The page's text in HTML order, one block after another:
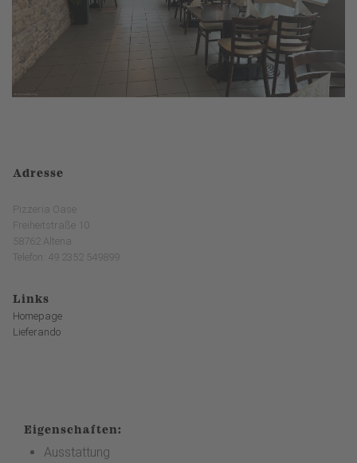
Adresse
Pizzeria Oase
Freiheitstraße 10
58762 Altena
Telefon: 49 2352 549899
Links
Homepage
Lieferando
Eigenschaften:
Ausstattung